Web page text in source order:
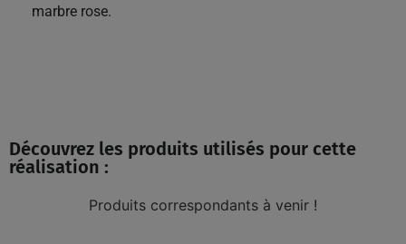
marbre rose.
Découvrez les produits utilisés pour cette
réalisation :
Produits correspondants à venir !